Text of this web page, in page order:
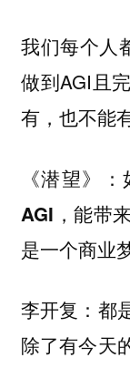
我们每个人
做到AGI且
有，也不能有
《潜望》
AGI，能带
是一个商业
李开复： 都
除了有今天